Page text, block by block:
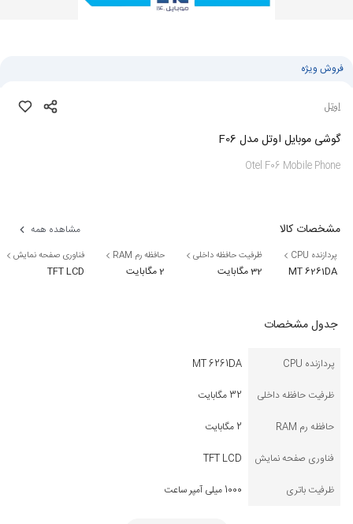
فروش ویژه
اوتل
گوشی موبایل اوتل مدل F06
Otel F06 Mobile Phone
مشخصات کالا مشاهده همه
پردازنده CPU
MT 6261DA
ظرفیت حافظه داخلی
32 مگابایت
حافظه رم RAM
2 مگابایت
فناوری صفحه نمایش
TFT LCD
جدول مشخصات
پردازنده CPU
MT 6261DA
ظرفیت حافظه داخلی
32 مگابایت
حافظه رم RAM
2 مگابایت
فناوری صفحه نمایش
TFT LCD
ظرفیت باتری
1000 میلی آمپر ساعت